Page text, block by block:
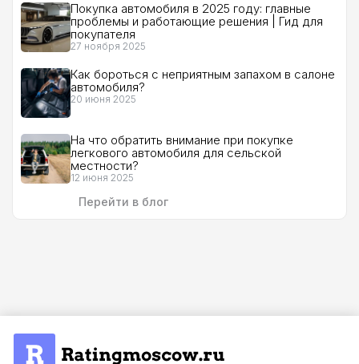
Покупка автомобиля в 2025 году: главные
проблемы и работающие решения | Гид для
покупателя
27 ноября 2025
Как бороться с неприятным запахом в салоне
автомобиля?
20 июня 2025
На что обратить внимание при покупке
легкового автомобиля для сельской
местности?
12 июня 2025
Перейти в блог